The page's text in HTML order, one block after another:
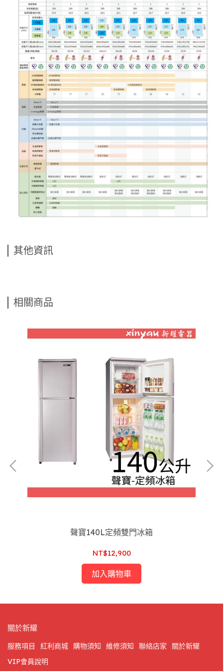
其他資訊
相關商品
聲寶140L定頻雙門冰箱
NT$12,900
加入購物車
關於新耀
服務項目 紅利商城 購物須知 維修須知 聯絡店家
關於新耀
VIP會員說明